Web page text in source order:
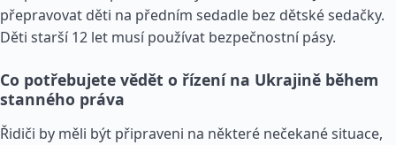
přepravovat děti na předním sedadle bez dětské sedačky.
Děti starší 12 let musí používat bezpečnostní pásy.
Co potřebujete vědět o řízení na Ukrajině během
stanného práva
Řidiči by měli být připraveni na některé nečekané situace,